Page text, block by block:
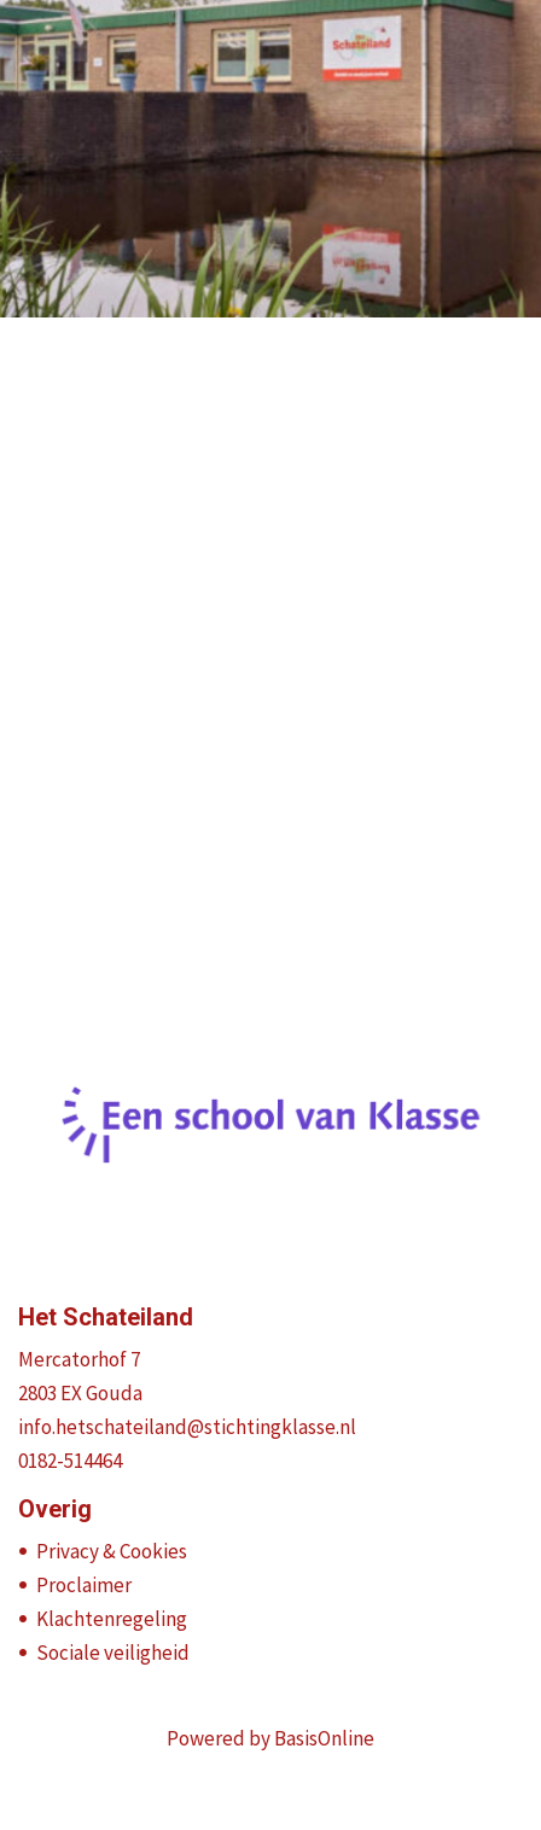
Het Schateiland
Mercatorhof 7
2803 EX Gouda
info.hetschateiland@stichtingklasse.nl
0182-514464
Overig
Privacy & Cookies
Proclaimer
Klachtenregeling
Sociale veiligheid
Powered by BasisOnline